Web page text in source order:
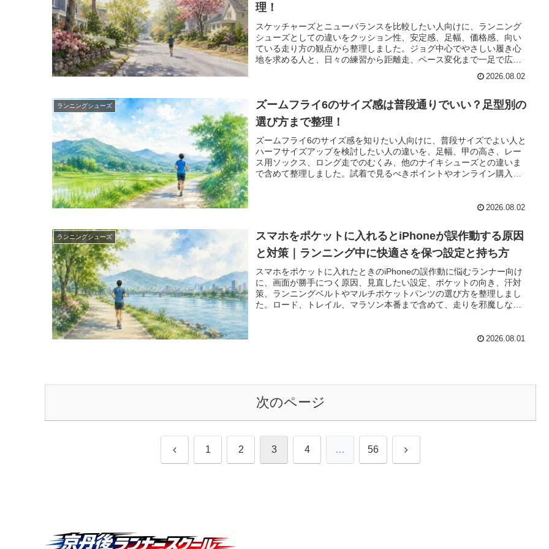
理！
スケッチャーズとニューバランスを比較したい人向けに、ランニング
シューズとしての違いをクッション性、安定感、足幅、価格感、向い
ている走り方の観点から整理しました。ジョグ中心でやさしい履き心
地を求める人と、日々の練習から距離走、ペース変化まで一足で広く
2026.08.02
ランニングシューズ
ズームフライ6のサイズ感は普段通りでいい？足型別の
選び方まで整理！
ズームフライ6のサイズ感を知りたい人向けに、普段サイズでよい人と
ハーフサイズアップを検討したい人の違いを、足幅、甲の高さ、レー
ス用ソックス、ロング走でのむくみ、他のナイキシューズとの違いま
で含めて整理しました。試着で見るべきポイントやオンライン購入時
2026.08.02
ランニングシューズ
スマホをポケットに入れるとiPhoneが誤作動する原因
と対策｜ランニング中に快適さを保つ設定と持ち方
スマホをポケットに入れたときのiPhoneの誤作動に悩むランナー向け
に、画面が勝手につく原因、見直したい設定、ポケットの向き、汗対
策、ランニングベルトやマルチポケットパンツの選び方を整理しまし
た。ロード、トレイル、マラソン本番まで含めて、走りを邪魔しない
2026.08.01
次のページ
前 1 2 3 4 … 56 次